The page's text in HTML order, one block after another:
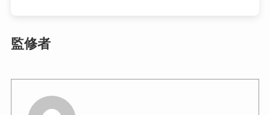
監修者